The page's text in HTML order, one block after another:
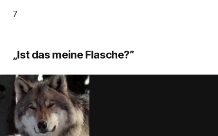
7
„Ist das meine Flasche?”